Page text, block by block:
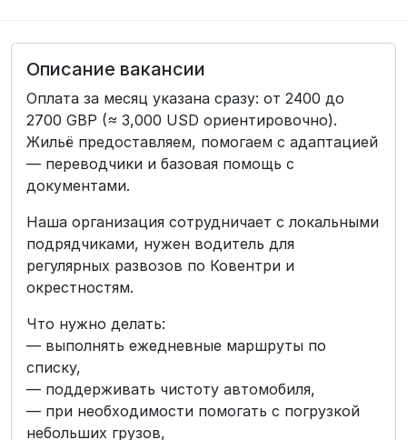
Описание вакансии
Оплата за месяц указана сразу: от 2400 до
2700 GBP (≈ 3,000 USD ориентировочно).
Жильё предоставляем, помогаем с адаптацией
— переводчики и базовая помощь с
документами.
Наша организация сотрудничает с локальными
подрядчиками, нужен водитель для
регулярных развозов по Ковентри и
окрестностям.
Что нужно делать:
— выполнять ежедневные маршруты по
списку,
— поддерживать чистоту автомобиля,
— при необходимости помогать с погрузкой
небольших грузов,